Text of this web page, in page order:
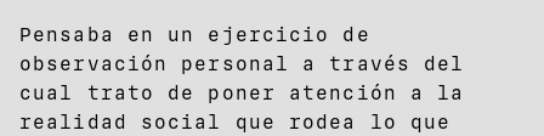
Pensaba en un ejercicio de
observación personal a través del
cual trato de poner atención a la
realidad social que rodea lo que